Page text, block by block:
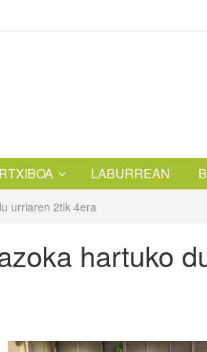
LABURREAN
urriaren 2tik 4era
hartuko